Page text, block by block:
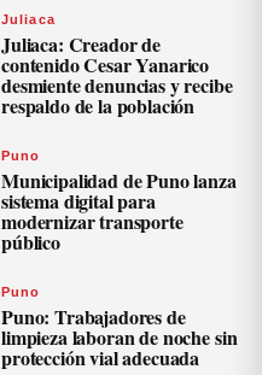
Juliaca
Juliaca: Creador de
contenido Cesar Yanarico
desmiente denuncias y recibe
respaldo de la población
Puno
Municipalidad de Puno lanza
sistema digital para
modernizar transporte
público
Puno
Puno: Trabajadores de
limpieza laboran de noche sin
protección vial adecuada